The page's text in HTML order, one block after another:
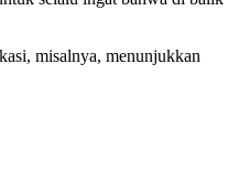
misalnya, menunjukkan